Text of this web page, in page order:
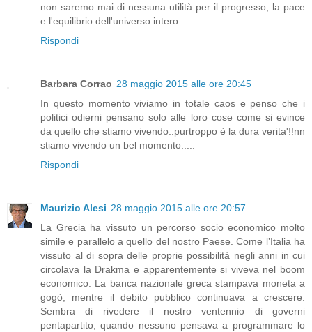
non saremo mai di nessuna utilità per il progresso, la pace
e l'equilibrio dell'universo intero.
Rispondi
Barbara Corrao 28 maggio 2015 alle ore 20:45
In questo momento viviamo in totale caos e penso che i
politici odierni pensano solo alle loro cose come si evince
da quello che stiamo vivendo..purtroppo è la dura verita'!!nn
stiamo vivendo un bel momento.....
Rispondi
Maurizio Alesi 28 maggio 2015 alle ore 20:57
La Grecia ha vissuto un percorso socio economico molto
simile e parallelo a quello del nostro Paese. Come l’Italia ha
vissuto al di sopra delle proprie possibilità negli anni in cui
circolava la Drakma e apparentemente si viveva nel boom
economico. La banca nazionale greca stampava moneta a
gogò, mentre il debito pubblico continuava a crescere.
Sembra di rivedere il nostro ventennio di governi
pentapartito, quando nessuno pensava a programmare lo